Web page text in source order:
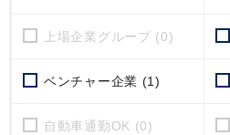
上場企業グループ (0)
ベンチャー企業 (1)
自動車通勤OK (0)